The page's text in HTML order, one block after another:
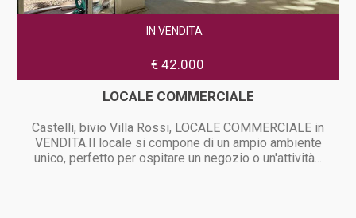
IN VENDITA
€ 42.000
LOCALE COMMERCIALE
Castelli, bivio Villa Rossi, LOCALE COMMERCIALE in
VENDITA.Il locale si compone di un ampio ambiente
unico, perfetto per ospitare un negozio o un'attività...